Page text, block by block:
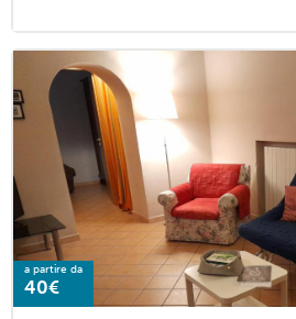
a partire da
40€